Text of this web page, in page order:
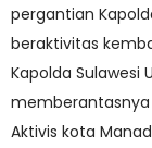
pergantian
beraktivitas
Kapolda Sulawesi
Aktivis kota